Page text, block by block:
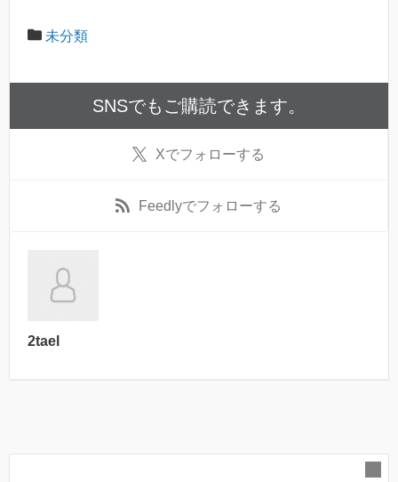
未分類
SNSでもご購読できます。
Xでフォローする
Feedlyでフォローする
2tael